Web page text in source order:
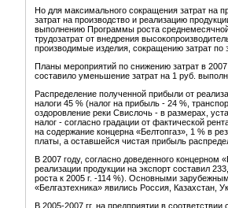
Но для максимального сокращения затрат на
затрат на производство и реализацию
выполнению Программы роста
трудозатрат от внедрения
производимые изделия, сокращению затрат по
Планы мероприятий по снижению затрат в
составило уменьшение затрат на 1 руб.
Распределение полученной прибыли от
налоги 45 % (налог на прибыль - 24 %,
оздоровление реки Свислочь - в размерах,
налог - согласно градации от фактической
на содержание концерна «Белтопгаз», 1 % в
платы, а оставшейся чистая прибыль
В 2007 году, согласно доведенного концерном
реализации продукции на экспорт составил
роста к 2005 г. -114 %). Основными
«Белгазтехника» явились Россия, Казахстан,
В 2005-2007 гг. на предприятии в